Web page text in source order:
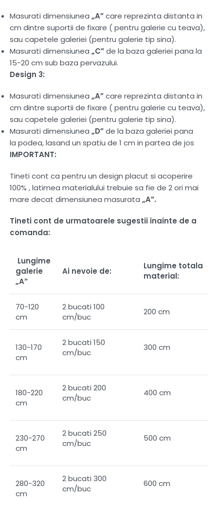
Masurati dimensiunea „A”care reprezinta distanta in
cm dintre suportii de fixare ( pentru galerie cu teava),
sau capetele galeriei (pentru galerie tip sina).
Masurati dimensiunea „C”de la baza galeriei pana la
15-20 cm sub baza pervazului.
Design 3:
Masurati dimensiunea „A”care reprezinta distanta in
cm dintre suportii de fixare ( pentru galerie cu teava),
sau capetele galeriei (pentru galerie tip sina).
Masurati dimensiunea „D”de la baza galeriei pana
la podea, lasand un spatiu de 1 cm in partea de jos
IMPORTANT:
Tineti cont ca pentru un design placut si acoperire
100% , latimea materialului trebuie sa fie de 2 ori mai
mare decat dimensiunea masurata „A”.
Tineti cont de urmatoarele sugestii inainte de a
comanda:
Lungime
galerie
„A”
Ai nevoie de:
Lungime totala
material:
70-120
cm
2 bucati 100
cm/buc
200 cm
130-170
cm
2 bucati 150
cm/buc
300 cm
180-220
cm
2 bucati 200
cm/buc
400 cm
230-270
cm
2 bucati 250
cm/buc
500 cm
280-320
cm
2 bucati 300
cm/buc
600 cm